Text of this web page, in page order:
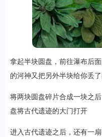
拿起半块圆盘，前往瀑布后
的河神又把另外半块给你丢了
将两块圆盘碎片合成一块之
盘将古代遗迹的大门打开
进入古代遗迹之后，还有一